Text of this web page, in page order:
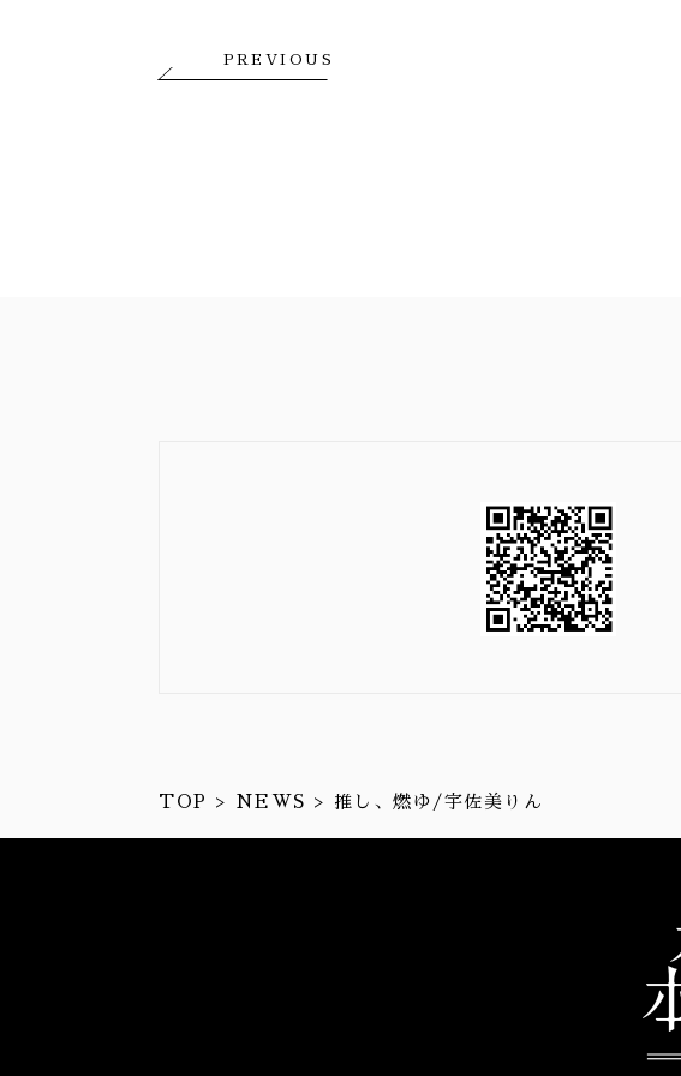
PREVIOUS
TOP NEWS 推し、燃ゆ/宇佐美りん